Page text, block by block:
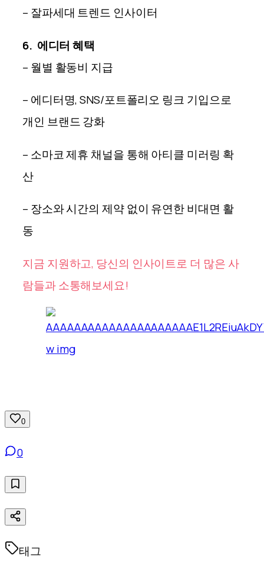
– 잘파세대 트렌드 인사이터
6. 에디터 혜택
– 월별 활동비 지급
– 에디터명, SNS/포트폴리오 링크 기입으로
개인 브랜드 강화
– 소마코 제휴 채널을 통해 아티클 미러링 확
산
– 장소와 시간의 제약 없이 유연한 비대면 활
동
지금 지원하고, 당신의 인사이트로 더 많은 사
람들과 소통해보세요!
0
0
태그